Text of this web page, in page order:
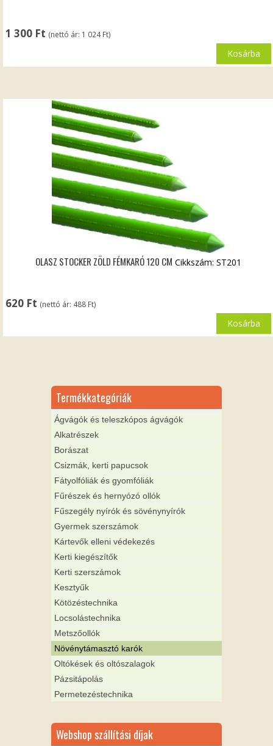
1 300 Ft (nettó ár: 1 024Ft)
Kosárba
OLASZ STOCKER ZÖLD FÉMKARÓ 120 CM
620 Ft (nettó ár: 488 Ft)
Cikkszám: ST201
Kosárba
Termékkategóriák
Ágvágók és teleszkópos ágvágók
Alkatrészek
Borászat
Csizmák, kerti papucsok
Fátyolfóliák és gyomfóliák
Fűrészek és hernyózó ollók
Fűszegély nyírók és sövénynyírók
Gyermek szerszámok
Kártevők elleni védekezés
Kerti kiegészítők
Kerti szerszámok
Kesztyűk
Kötözéstechnika
Locsolástechnika
Metszőollók
Növénytámasztó karók
Oltókések és oltószalagok
Pázsitápolás
Permetezéstechnika
Webshop szállítási díjak